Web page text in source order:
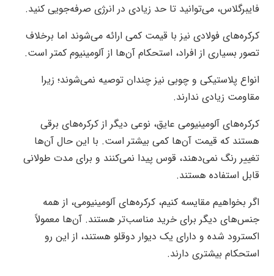
فایبرگلاس، می‌توانید تا حد زیادی در انرژی صرفه‌جویی کنید.
کرکره‌های فولادی نیز با قیمت کمی ارائه می‌شوند اما برخلاف
تصور بسیاری از افراد، استحکام آن‌ها از آلومینیوم کمتر است.
انواع پلاستیکی و چوبی نیز چندان توصیه نمی‌شوند؛ زیرا
مقاومت زیادی ندارند.
کرکره‌های آلومینیومی عایق، نوعی دیگر از کرکره‌های برقی
هستند که قیمت آن‌ها کمی بیشتر است. با این حال آن‌ها
تغییر رنگ نمی‌دهند، قوس پیدا نمی‌کنند و برای مدت طولانی
قابل استفاده هستند.
اگر بخواهیم مقایسه کنیم، کرکره‌های آلومینیومی، از همه
جنس‌های دیگر برای خرید مناسب‌تر هستند. آن‌ها معمولاً
اکسترود شده و دارای یک دیوار دوقلو هستند، از این رو
استحکام بیشتری دارند.